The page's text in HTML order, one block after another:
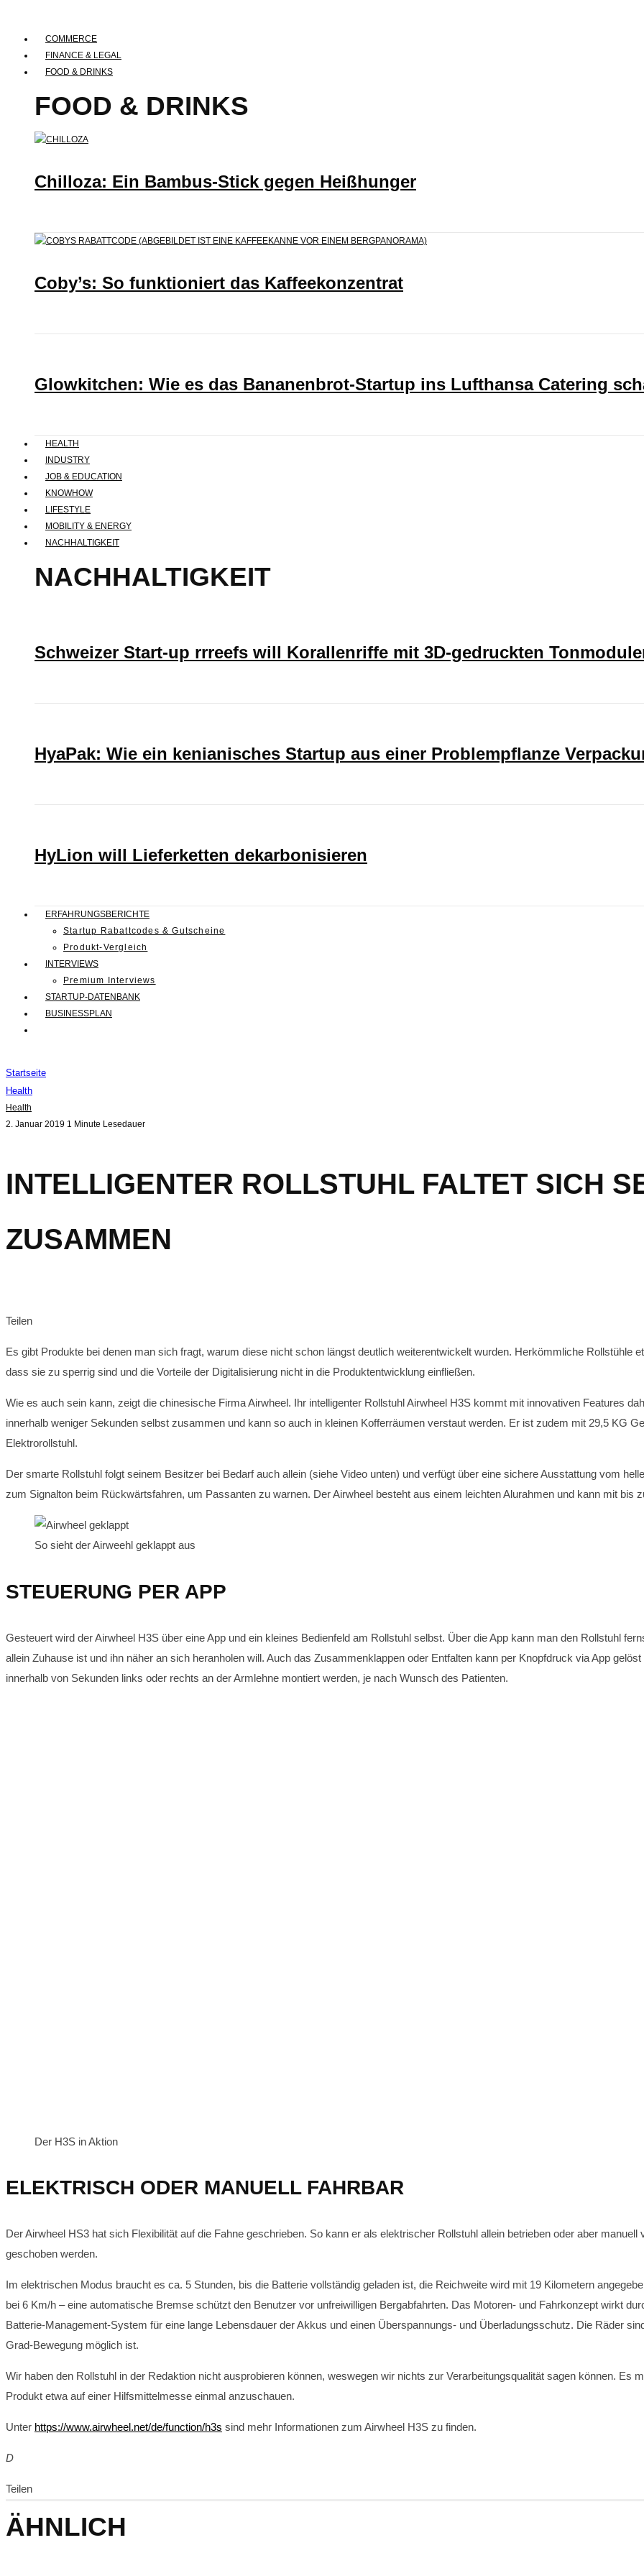
COMMERCE
FINANCE & LEGAL
FOOD & DRINKS
FOOD & DRINKS
Chilloza: Ein Bambus-Stick gegen Heißhunger
Coby’s: So funktioniert das Kaffeekonzentrat
Glowkitchen: Wie es das Bananenbrot-Startup ins Lufthansa Catering
HEALTH
INDUSTRY
JOB & EDUCATION
KNOWHOW
LIFESTYLE
MOBILITY & ENERGY
NACHHALTIGKEIT
NACHHALTIGKEIT
Schweizer Start-up rrreefs will Korallenriffe mit 3D-gedruckten
HyaPak: Wie ein kenianisches Startup aus einer Problempflanze
HyLion will Lieferketten dekarbonisieren
ERFAHRUNGSBERICHTE
Startup Rabattcodes & Gutscheine
Produkt-Vergleich
INTERVIEWS
Premium Interviews
STARTUP-DATENBANK
BUSINESSPLAN
Startseite
Health
Health
2. Januar 2019 1 Minute Lesedauer
INTELLIGENTER ROLLSTUHL FALTET SICH
ZUSAMMEN
Teilen
Es gibt Produkte bei denen man sich fragt, warum diese nicht schon längst deutlich weiterentwickelt wurden. Herkömmliche Rollstühle
dass sie zu sperrig sind und die Vorteile der Digitalisierung nicht in die Produktentwicklung einfließen.
Wie es auch sein kann, zeigt die chinesische Firma Airwheel. Ihr intelligenter Rollstuhl Airwheel H3S kommt mit innovativen Features
innerhalb weniger Sekunden selbst zusammen und kann so auch in kleinen Kofferräumen verstaut werden. Er ist zudem mit 29,5 KG
Elektrorollstuhl.
Der smarte Rollstuhl folgt seinem Besitzer bei Bedarf auch allein (siehe Video unten) und verfügt über eine sichere Ausstattung vom
zum Signalton beim Rückwärtsfahren, um Passanten zu warnen. Der Airwheel besteht aus einem leichten Alurahmen und kann mit bis
So sieht der Airweehl geklappt aus
STEUERUNG PER APP
Gesteuert wird der Airwheel H3S über eine App und ein kleines Bedienfeld am Rollstuhl selbst. Über die App kann man den Rollstuhl
allein Zuhause ist und ihn näher an sich heranholen will. Auch das Zusammenklappen oder Entfalten kann per Knopfdruck via App
innerhalb von Sekunden links oder rechts an der Armlehne montiert werden, je nach Wunsch des Patienten.
Der H3S in Aktion
ELEKTRISCH ODER MANUELL FAHRBAR
Der Airwheel HS3 hat sich Flexibilität auf die Fahne geschrieben. So kann er als elektrischer Rollstuhl allein betrieben oder aber manuell
geschoben werden.
Im elektrischen Modus braucht es ca. 5 Stunden, bis die Batterie vollständig geladen ist, die Reichweite wird mit 19 Kilometern
bei 6 Km/h – eine automatische Bremse schützt den Benutzer vor unfreiwilligen Bergabfahrten. Das Motoren- und Fahrkonzept wirkt
Batterie-Management-System für eine lange Lebensdauer der Akkus und einen Überspannungs- und Überladungsschutz. Die Räder
Grad-Bewegung möglich ist.
Wir haben den Rollstuhl in der Redaktion nicht ausprobieren können, weswegen wir nichts zur Verarbeitungsqualität sagen können. Es
Produkt etwa auf einer Hilfsmittelmesse einmal anzuschauen.
Unter https://www.airwheel.net/de/function/h3s sind mehr Informationen zum Airwheel H3S zu finden.
D
Teilen
ÄHNLICH